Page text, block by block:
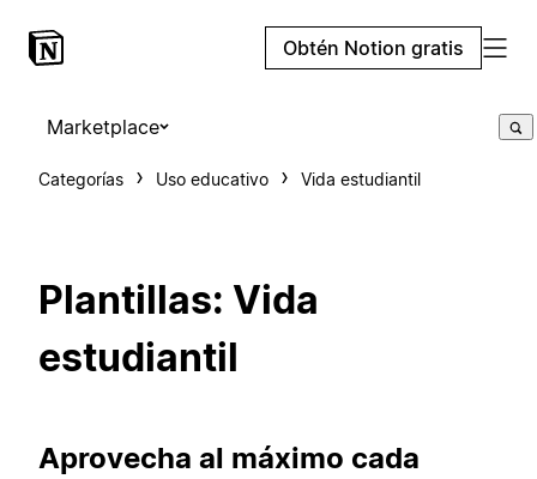
Obtén Notion gratis
Marketplace
Categorías Uso educativo Vida estudiantil
Plantillas: Vida
estudiantil
Aprovecha al máximo cada